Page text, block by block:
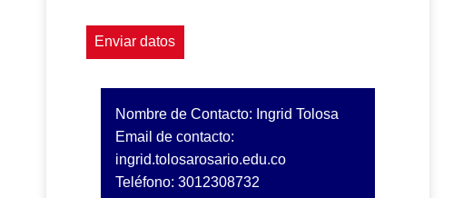
Nombre de Contacto: Ingrid Tolosa
Email de contacto:
ingrid.tolosarosario.edu.co
Teléfono: 3012308732